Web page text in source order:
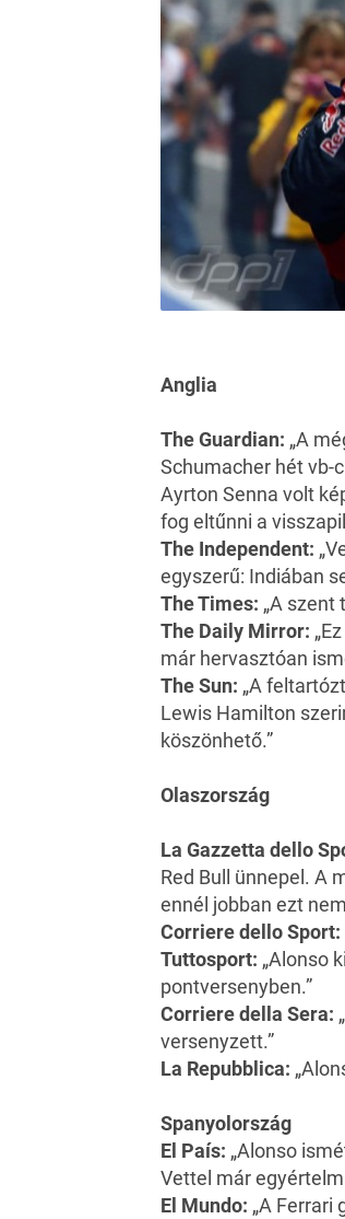
Anglia
The Guardian: „A
Schumacher hét vb-
Ayrton Senna volt
fog eltűnni a
The Independent:
egyszerű: Indiában
The Times: „A szent
The Daily Mirror:
már hervasztóan
The Sun: „A
Lewis Hamilton
köszönhető.”
Olaszország
La Gazzetta dello
Red Bull ünnepel. A
ennél jobban ezt
Corriere dello Sport:
Tuttosport: „Alonso
pontversenyben.”
Corriere della Sera:
versenyzett.”
La Repubblica:
Spanyolország
El País: „Alonso
Vettel már
El Mundo: „A Ferrari